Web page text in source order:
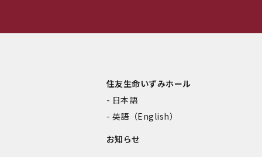
住友生命いずみホール
日本語
英語（English）
お知らせ